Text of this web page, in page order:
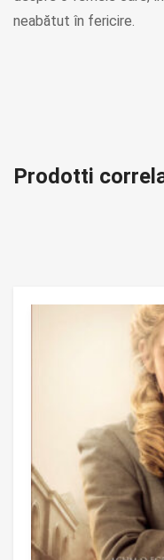
neabătut în fericire.
Prodotti